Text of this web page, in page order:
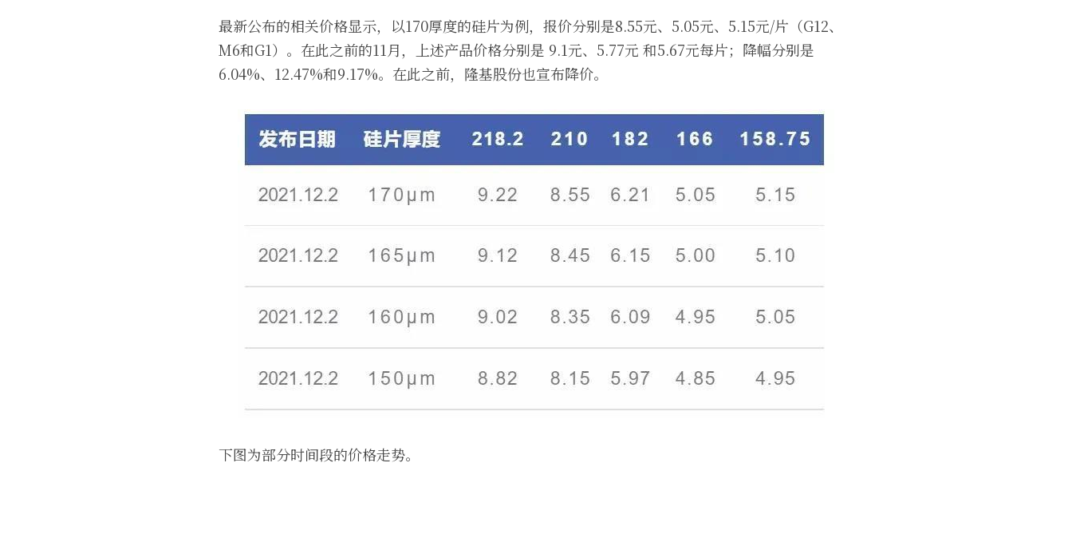
最新公布的相关价格显示，以170厚度的硅片为例，报价分别是8.55元、5.05元、5.15元/片（G12、
M6和G1）。在此之前的11月，上述产品价格分别是 9.1元、5.77元 和5.67元每片；降幅分别是
6.04%、12.47%和9.17%。在此之前，隆基股份也宣布降价。
下图为部分时间段的价格走势。